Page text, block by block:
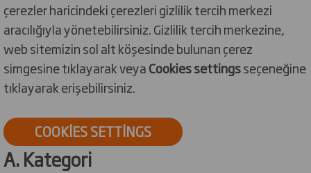
çerezler haricindeki çerezleri gizlilik tercih merkezi
aracılığıyla yönetebilirsiniz. Gizlilik tercih merkezine,
web sitemizin sol alt köşesinde bulunan çerez
simgesine tıklayarak veyaCookies settingsseçeneğine
tıklayarak erişebilirsiniz.
COOKIES SETTINGS
A. Kategori